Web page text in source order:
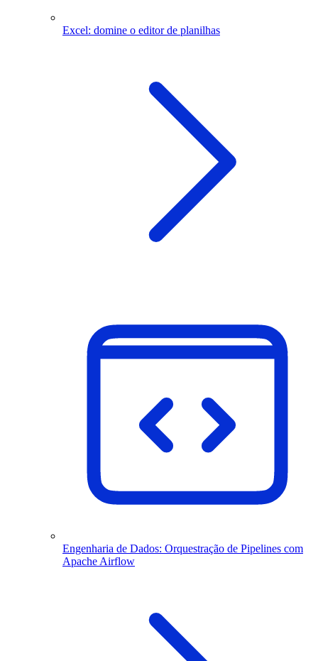
Excel: domine o editor de planilhas
Engenharia de Dados: Orquestração de Pipelines com
Apache Airflow